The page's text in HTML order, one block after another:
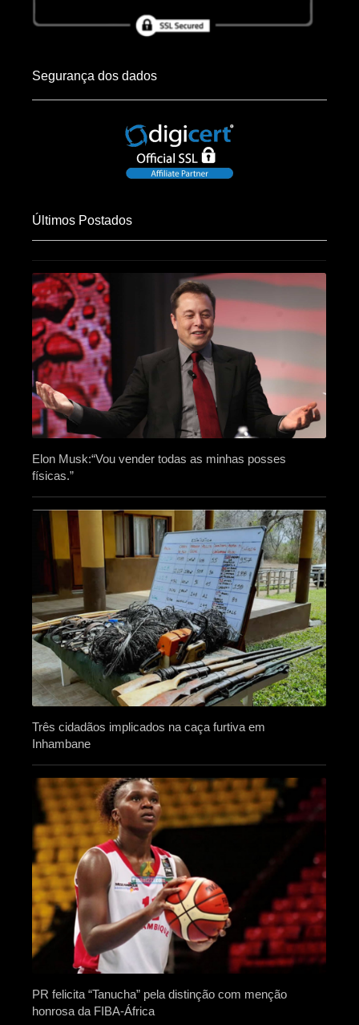
Segurança dos dados
Últimos Postados
Elon Musk:“Vou vender todas as minhas posses
físicas.”
Três cidadãos implicados na caça furtiva em
Inhambane
PR felicita “Tanucha” pela distinção com menção
honrosa da FIBA-África